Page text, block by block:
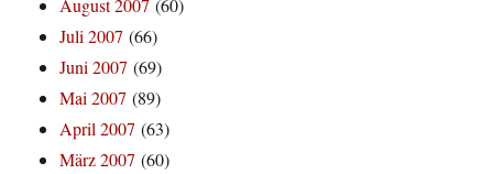
August 2007 (60)
Juli 2007 (66)
Juni 2007 (69)
Mai 2007 (89)
April 2007 (63)
März 2007 (60)